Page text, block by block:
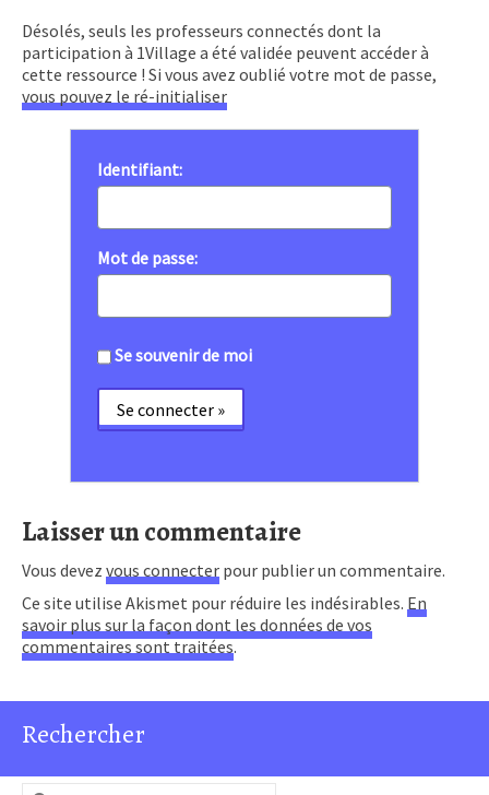
Désolés, seuls les professeurs connectés dont la
participation à 1Village a été validée peuvent accéder à
cette ressource ! Si vous avez oublié votre mot de passe,
vous pouvez le ré-initialiser
Identifiant:
Mot de passe:
Se souvenir de moi
Laisser un commentaire
Vous devez vous connecter pour publier un commentaire.
Ce site utilise Akismet pour réduire les indésirables. En
savoir plus sur la façon dont les données de vos
commentaires sont traitées.
Rechercher